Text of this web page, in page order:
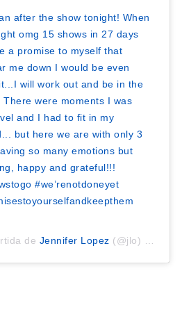
after the show tonight! When
omg 15 shows in 27 days
a promise to myself that
me down I would be even
will work out and be in the
were moments I was
and I had to fit in my
but here we are with only 3
so many emotions but
happy and grateful!!!
#we’renotdoneyet
de Jennifer Lopez (@jlo) el